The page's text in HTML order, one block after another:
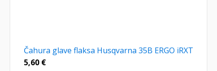
Čahura glave flaksa Husqvarna 35B ERGO iRXT
5,60 €